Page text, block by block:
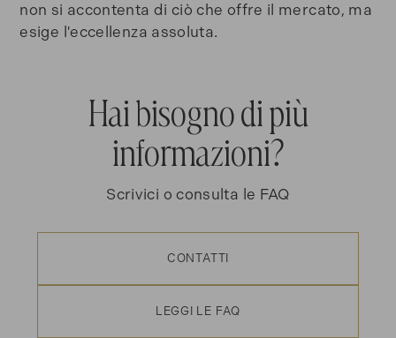
non si accontenta di ciò che offre il mercato, ma
esige l'eccellenza assoluta.
Hai bisogno di più
informazioni?
Scrivici o consulta le FAQ
CONTATTI
LEGGI LE FAQ